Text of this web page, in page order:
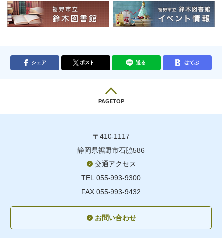
シェア ポスト 送る はてぶ
PAGETOP
〒410-1117
静岡県裾野市石脇586
交通アクセス
TEL.055-993-9300
FAX.055-993-9432
お問い合わせ